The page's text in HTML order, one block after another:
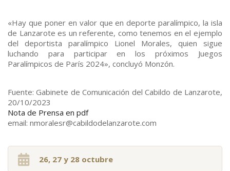
«Hay que poner en valor que en deporte paralímpico, la isla
de Lanzarote es un referente, como tenemos en el ejemplo
del deportista paralímpico Lionel Morales, quien sigue
luchando para participar en los próximos Juegos
Paralímpicos de París 2024», concluyó Monzón.
Fuente: Gabinete de Comunicación del Cabildo de Lanzarote,
20/10/2023
Nota de Prensa en pdf
email: nmoralesr@cabildodelanzarote.com
26, 27 y 28 octubre